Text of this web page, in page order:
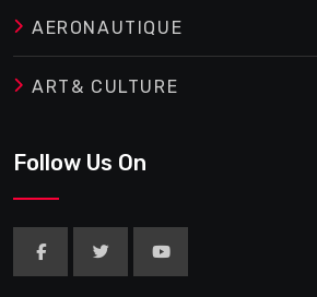
AERONAUTIQUE
ART& CULTURE
Follow Us On